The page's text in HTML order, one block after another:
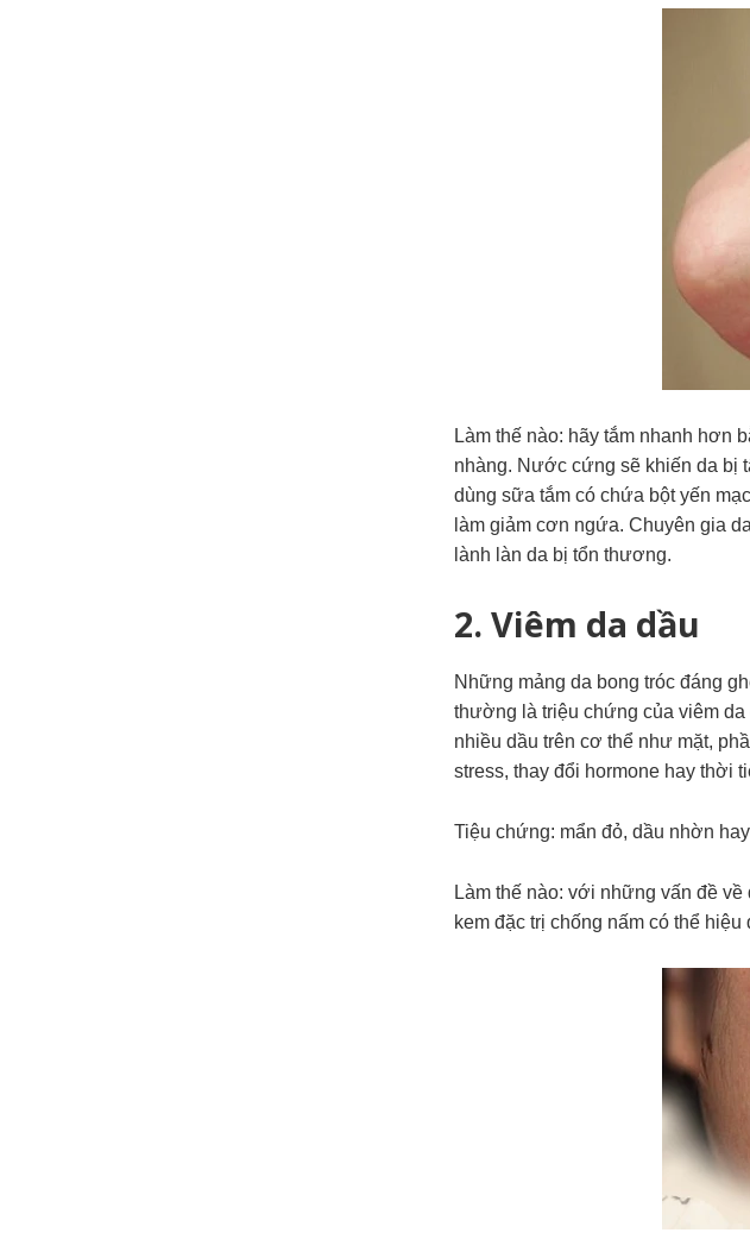
Làm thế nào: hãy tắm nhanh hơn
nhàng. Nước cứng sẽ khiến da bị
dùng sữa tắm có chứa bột yến
làm giảm cơn ngứa. Chuyên gia
lành làn da bị tổn thương.
2. Viêm da dầu
Những mảng da bong tróc đáng
thường là triệu chứng của viêm
nhiều dầu trên cơ thể như mặt,
stress, thay đổi hormone hay thời
Tiệu chứng: mẩn đỏ, dầu nhờn
Làm thế nào: với những vấn đề
kem đặc trị chống nấm có thể